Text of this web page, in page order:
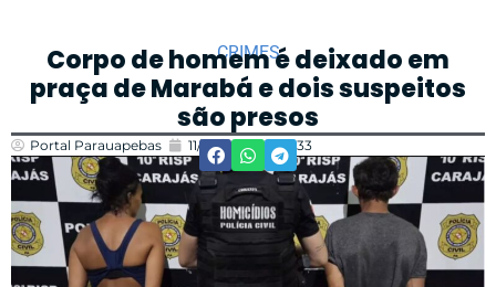
CRIMES
Corpo de homem é deixado em
praça de Marabá e dois suspeitos
são presos
Portal Parauapebas 11/05/2025 12:33